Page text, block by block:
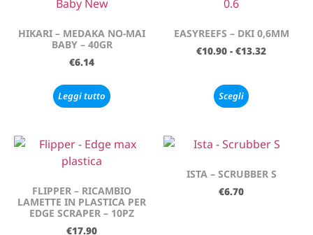
HIKARI – MEDAKA NO-MAI
BABY – 40GR
€6.14
Leggi tutto
EASYREEFS – DKI 0,6MM
€10.90 - €13.32
Scegli
FLIPPER – RICAMBIO
LAMETTE IN PLASTICA PER
EDGE SCRAPER – 10PZ
€17.90
ISTA – SCRUBBER S
€6.70